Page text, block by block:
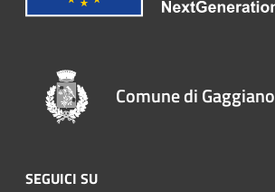
Comune di Gaggiano
SEGUICI SU